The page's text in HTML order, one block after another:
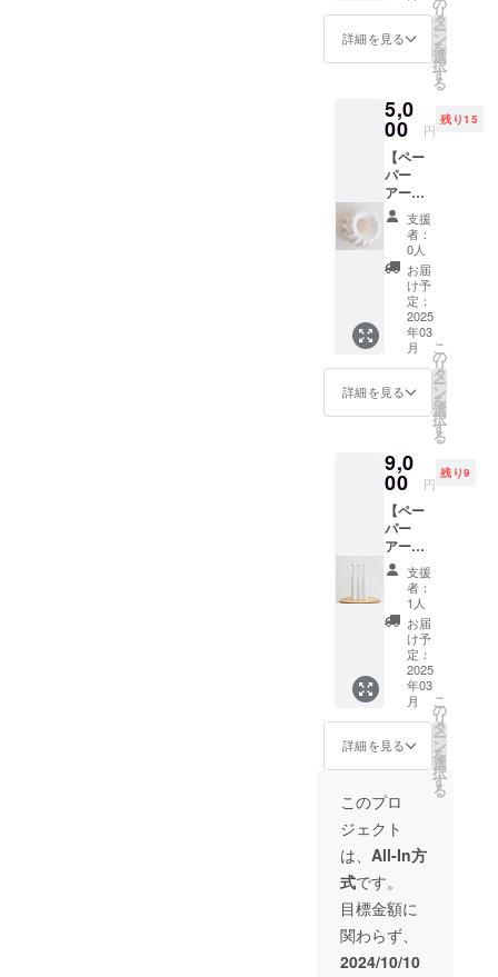
イプ ・
ズ：約
Φ3.5cm
ンを含
む)
②Orna
ment
drops
オーナ
メント
ドロッ
プス ・
サイ
ズ：約
Φ1.5cm
×H16.5
cm(リ
ボンを
③Orna
ment
メント
ベル ・
サイ
ズ：約
Φ6cm×
H12cm(
リボン
を含む)
④Orna
ment
star
オーナ
メント
スター
D6.5cm
×D3cm
m(リボ
ンを含
む) ＊＊
＊＊＊
＊＊＊
＊＊＊
＊＊＊
＊＊
ション
に。 5
セット
から お
ものを1
セット
お選び
いただ
けま
す。 ＊
＊＊＊
＊＊＊
＊＊＊
＊＊＊
＊＊＊
①Orna
set
Mix
セッ
ト
ミック
ス ・ス
トライ
プ、ド
ロップ
ス、ベ
ル、ス
ターの
各種1個
ずつ
②Orna
ment
オー
ナメン
ト ス
トライ
プ ・4
個全
て、ス
トライ
プの
オーナ
メント
③Orna
イヤモ
ンドが
い紙
と、
ベー
ジュ色
のウッ
ドビー
ズ。 色
や素材
感が相
まり、
インテ
リアに
馴染
む、大
人なモ
ビール
です。
場所に
吊るし
てお楽
しみく
ださい
2種類の
オーナ
メント
セット
から お
好きな
ものを1
つお選
びいた
す。 ＊
＊＊＊
＊＊＊
＊＊＊
①Mobil
ビール1
・サイ
ズ：約
H29.5c
m×W5c
さんで
売れ筋
No.1作
品です
量：1
セット
(3点入
り) ・サ
イズ：
モ
ビール
１：
H29.5c
m×W5c
m モ
ビール
H32cm
×W3.3c
m モ
ビール
m ・
paper
and
peace
からの
お礼の
お手紙
をお送
りさせ
ていた
だきま
す。 紙
のモ
ビール
です。
くるく
ると回
く、表
かに ダ
イヤモ
ンドが
輝き出
しま
す。 白
い紙
と、
詳細を見る
リ
タ
ー
ン
を
選
択
す
る
5,0
00 円
残り15
【ペー
パー
アー
ト/5000
円】 紙
ででき
た、
リース
作品。
紙立
体、オ
ブジェ
になり
ます。
・数
量：1点
ズ：約
Φ20cm
×H8.5c
m ・サ
イン入
り ・作
品につ
いての
小冊子
・paper
and
peace
からの
お礼の
お手紙
をお送
りさせ
す。
ドーナ
ツのよ
うな形
をした
リース
紙立体
作品で
す。 紙
の、柔
支援
者：
0人
お届
け予
定：
2025
年03
月
詳細を見る
こ
の
リ
タ
ー
ン
を
選
択
す
る
9,0
00 円
残り9
【ペー
パー
アー
ト/9000
円】 紙
ででき
た、
キャン
ドル作
品。 紙
立体、
オブ
ジェに
なりま
す。 ＊
個展で
即完売
した作
品です
＊ ・数
量：1点
・サイ
ズ：約
Φ:5cm×
W:16.5c
m×H:36
cm ・サ
支援
者：
1人
お届
け予
定：
2025
年03
月
詳細を見る
こ
の
リ
タ
ー
ン
を
選
択
す
る
このプロ
ジェクト
は、 All-In方
式です。
目標金額に
関わらず、
2024/10/10